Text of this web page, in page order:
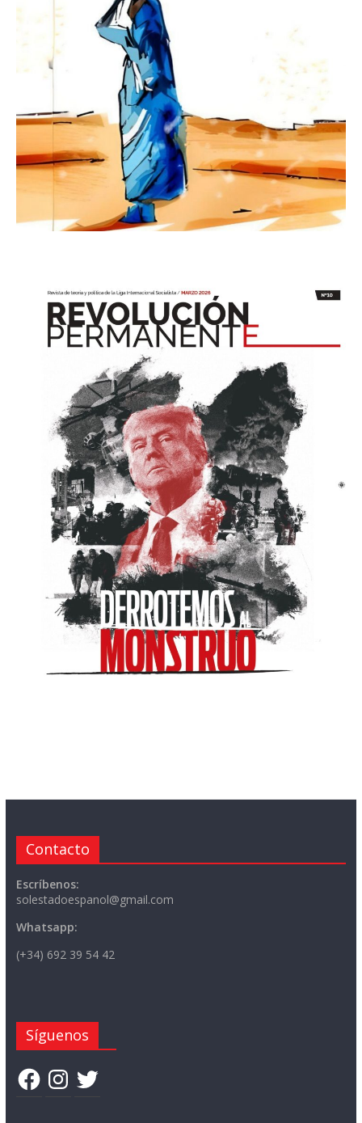
Contacto
Escríbenos:
solestadoespanol@gmail.com
Whatsapp:
(+34) 692 39 54 42
Síguenos
FacebookInstagram
Twitter